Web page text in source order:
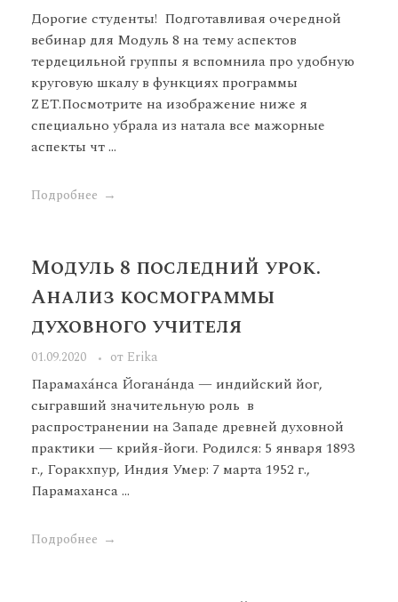
Дорогие студенты! Подготавливая очередной
вебинар для Модуль 8 на тему аспектов
тердецильной группы я вспомнила про удобную
круговую шкалу в функциях программы
ZET.Посмотрите на изображение ниже я
специально убрала из натала все мажорные
аспекты чт ...
Подробнее
Модуль 8 последний урок.
Анализ космограммы
духовного учителя
01.09.2020 от Erika
Парамаха́нса Йогана́нда — индийский йог,
сыгравший значительную роль в
распространении на Западе древней духовной
практики — крийя-йоги. Родился: 5 января 1893
г., Горакхпур, Индия Умер: 7 марта 1952 г.,
Парамаханса ...
Подробнее